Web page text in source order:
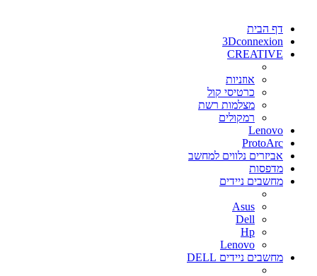
דף הבית
3Dconnexion
CREATIVE
אוזניות
כרטיסי קול
מצלמות רשת
רמקולים
Lenovo
ProtoArc
אביזרים נלווים למחשב
מדפסות
מחשבים ניידים
Asus
Dell
Hp
Lenovo
מחשבים ניידים DELL